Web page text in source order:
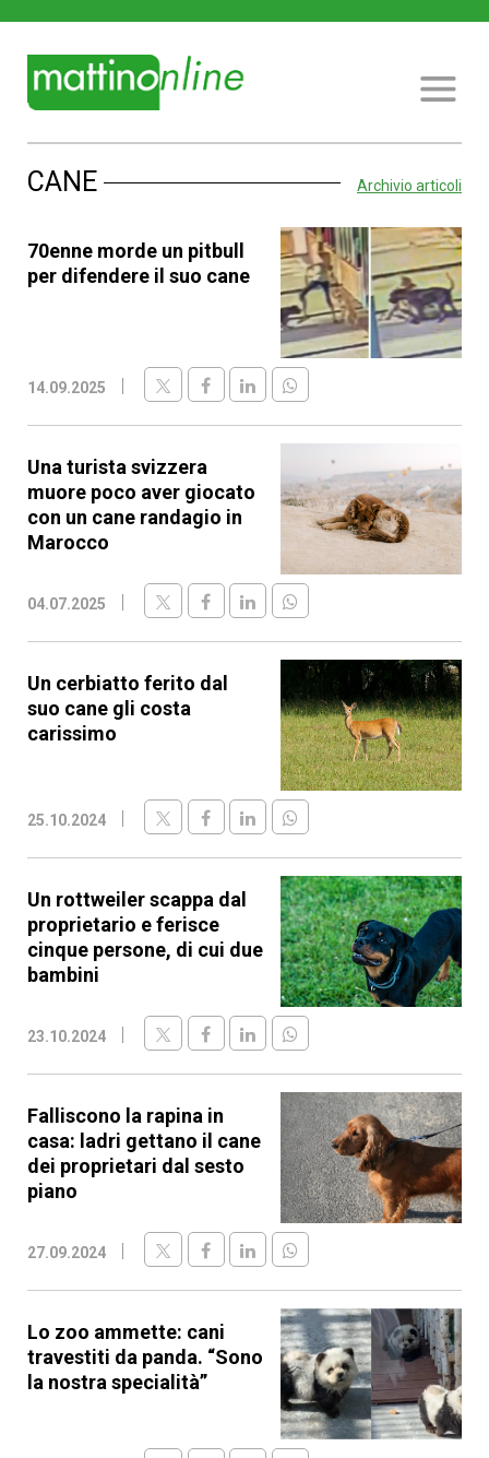
CANE Archivio articoli
70enne morde un pitbull
per difendere il suo cane
14.09.2025
Una turista svizzera
muore poco aver giocato
con un cane randagio in
Marocco
04.07.2025
Un cerbiatto ferito dal
suo cane gli costa
carissimo
25.10.2024
Un rottweiler scappa dal
proprietario e ferisce
cinque persone, di cui due
bambini
23.10.2024
Falliscono la rapina in
casa: ladri gettano il cane
dei proprietari dal sesto
piano
27.09.2024
Lo zoo ammette: cani
travestiti da panda. “Sono
la nostra specialità”